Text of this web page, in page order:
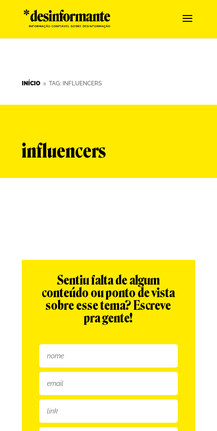
INÍCIO 9 TAG: INFLUENCERS
influencers
Sentiu falta de algum
conteúdo ou ponto de vista
sobre esse tema? Escreve
pra gente!